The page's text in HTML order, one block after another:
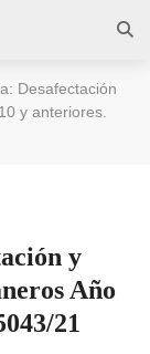
Desafectación
y anteriores.
y
Año
21